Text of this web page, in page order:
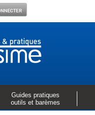
Guides pratiques
outils et barèmes